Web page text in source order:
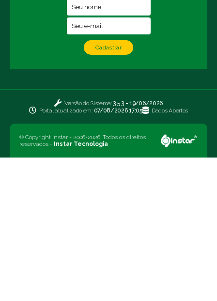
Cadastrar
Versão do Sistema:3.5.3 - 19/06/2026
Portal atualizado em: 07/08/2026 17:05 Dados Abertos
© Copyright Instar - 2006-2026. Todos os direitos
reservados - Instar Tecnologia